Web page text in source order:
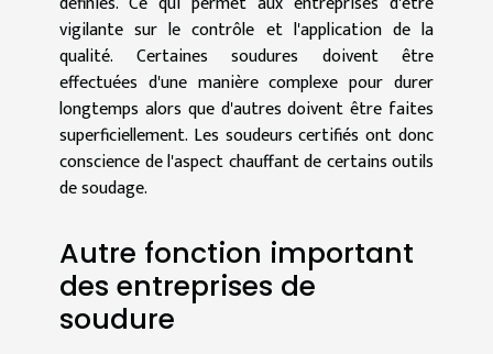
vigilante sur le contrôle et l'application de la
qualité. Certaines soudures doivent être
effectuées d'une manière complexe pour durer
longtemps alors que d'autres doivent être faites
superficiellement. Les soudeurs certifiés ont donc
conscience de l'aspect chauffant de certains outils
de soudage.
Autre fonction important
des entreprises de
soudure